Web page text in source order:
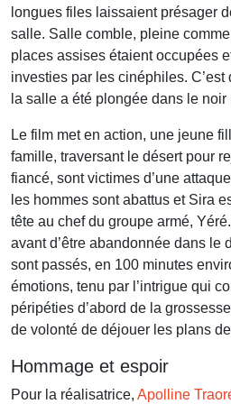
longues files laissaient présager
salle. Salle comble, pleine
places assises étaient occupées
investies par les cinéphiles.
la salle a été plongée dans le
Le film met en action, une jeune
famille, traversant le désert pour
fiancé, sont victimes d’une
les hommes sont abattus et Sira
tête au chef du groupe armé,
avant d’être abandonnée dans le
sont passés, en 100 minutes
émotions, tenu par l’intrigue qui
péripéties d’abord de la
de volonté de déjouer les plans
Hommage et espoir
Pour la réalisatrice, Apolline